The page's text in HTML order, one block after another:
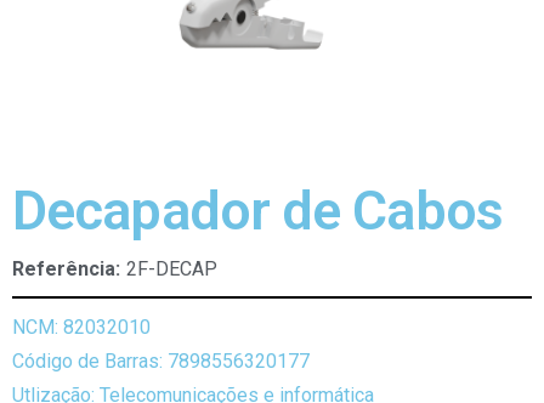
Decapador de Cabos
Referência: 2F-DECAP
NCM: 82032010
Código de Barras: 7898556320177
Utlização: Telecomunicações e informática